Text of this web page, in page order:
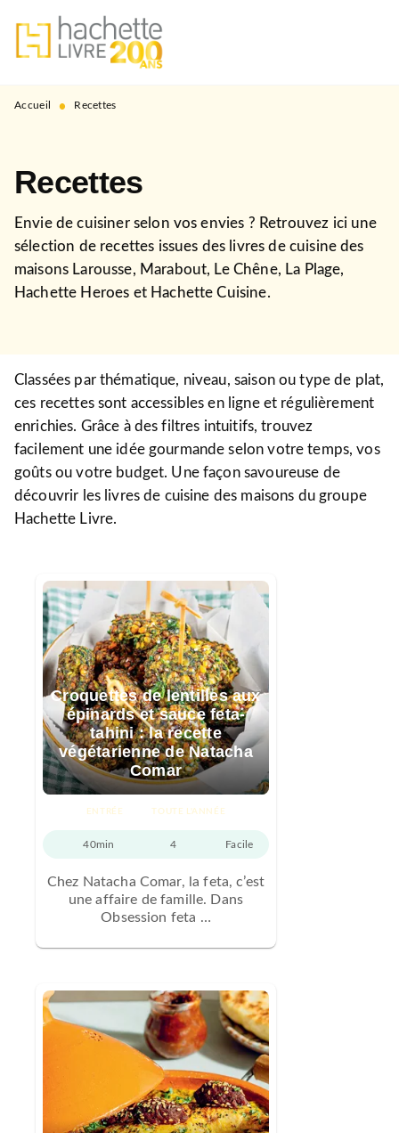
MENU RECHERCHE
PIED DE PAGE
Accueil • Recettes
Recettes
Envie de cuisiner selon vos envies ? Retrouvez ici une
sélection de recettes issues des livres de cuisine des
maisons Larousse, Marabout, Le Chêne, La Plage,
Hachette Heroes et Hachette Cuisine.
Classées par thématique, niveau, saison ou type de plat,
ces recettes sont accessibles en ligne et régulièrement
enrichies. Grâce à des filtres intuitifs, trouvez
facilement une idée gourmande selon votre temps, vos
goûts ou votre budget. Une façon savoureuse de
découvrir les livres de cuisine des maisons du groupe
Hachette Livre.
Croquettes de lentilles aux
épinards et sauce feta-
tahini : la recette
végétarienne de Natacha
Comar
ENTRÉE TOUTE L'ANNÉE
40min 4 Facile
Chez Natacha Comar, la feta, c’est
une affaire de famille. Dans
Obsession feta …